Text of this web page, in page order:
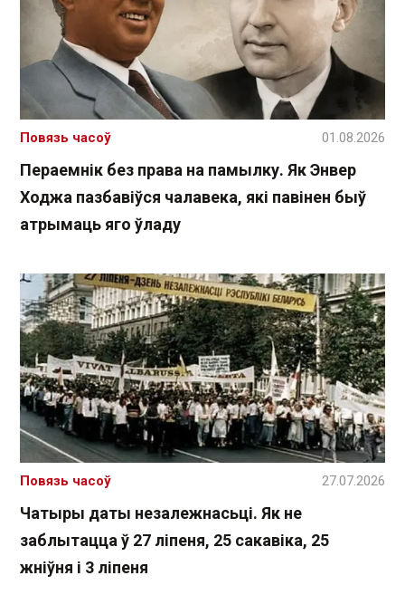
Пераемнік без права на памылку. Як Энвер
Ходжа пазбавіўся чалавека, які павінен быў
атрымаць яго ўладу
Повязь часоў 01.08.2026
Чатыры даты незалежнасьці. Як не
заблытацца ў 27 ліпеня, 25 сакавіка, 25
жніўня і 3 ліпеня
Повязь часоў 27.07.2026